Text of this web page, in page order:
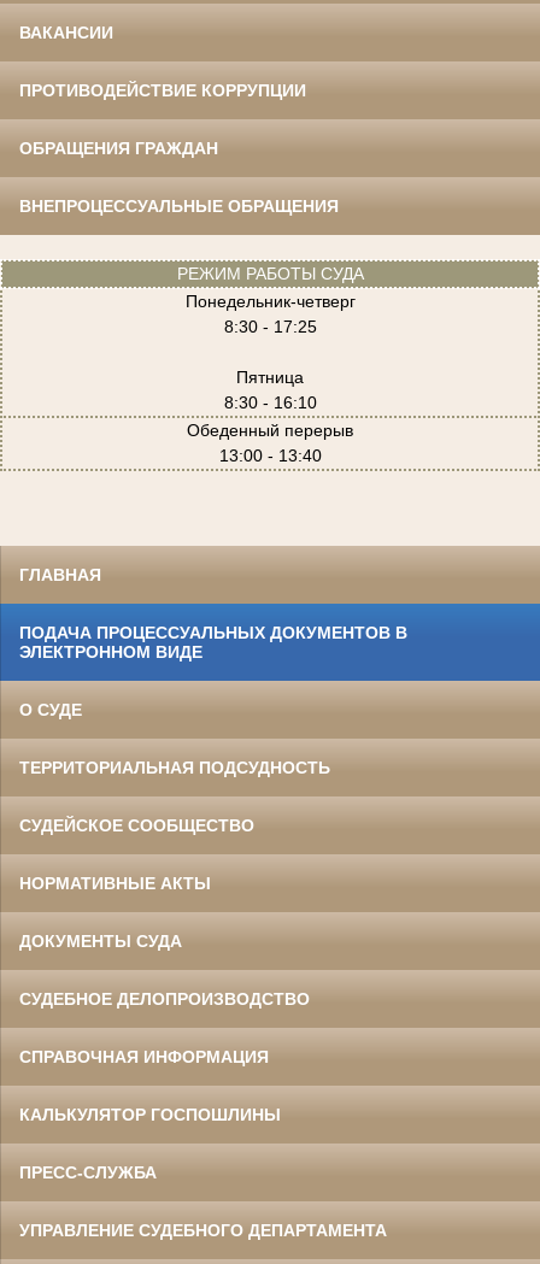
ВАКАНСИИ
ПРОТИВОДЕЙСТВИЕ КОРРУПЦИИ
ОБРАЩЕНИЯ ГРАЖДАН
ВНЕПРОЦЕССУАЛЬНЫЕ ОБРАЩЕНИЯ
РЕЖИМ РАБОТЫ СУДА
Понедельник-четверг
8:30 - 17:25
Пятница
8:30 - 16:10
Обеденный перерыв
13:00 - 13:40
ГЛАВНАЯ
ПОДАЧА ПРОЦЕССУАЛЬНЫХ ДОКУМЕНТОВ В
ЭЛЕКТРОННОМ ВИДЕ
О СУДЕ
ТЕРРИТОРИАЛЬНАЯ ПОДСУДНОСТЬ
СУДЕЙСКОЕ СООБЩЕСТВО
НОРМАТИВНЫЕ АКТЫ
ДОКУМЕНТЫ СУДА
СУДЕБНОЕ ДЕЛОПРОИЗВОДСТВО
СПРАВОЧНАЯ ИНФОРМАЦИЯ
КАЛЬКУЛЯТОР ГОСПОШЛИНЫ
ПРЕСС-СЛУЖБА
УПРАВЛЕНИЕ СУДЕБНОГО ДЕПАРТАМЕНТА